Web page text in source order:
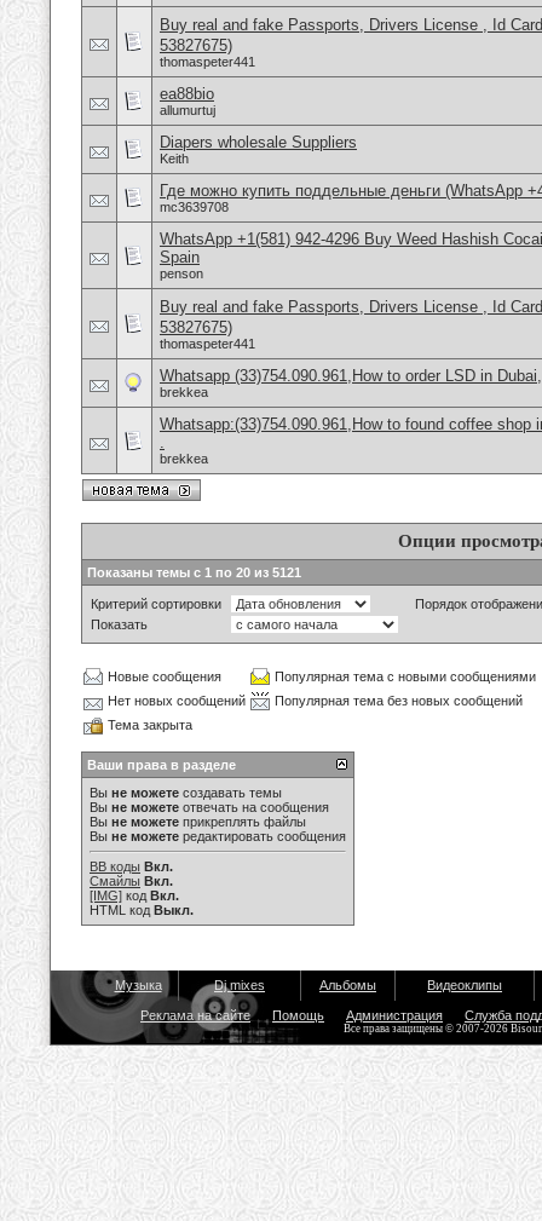
Buy real and fake Passports, Drivers License , Id
53827675)
thomaspeter441
ea88bio
allumurtuj
Diapers wholesale Suppliers
Keith
Где можно купить поддельные деньги (WhatsApp
mc3639708
WhatsApp +1(581) 942-4296 Buy Weed Hashish
Spain
penson
Buy real and fake Passports, Drivers License , Id
53827675)
thomaspeter441
Whatsapp (33)754.090.961,How to order LSD in
brekkea
Whatsapp:(33)754.090.961,How to found coffee shop
.
brekkea
Опции
Показаны темы с 1 по 20 из 5121
Критерий сортировки
Порядок
Показать
Новые сообщения
Популярная тема с новыми сообщениями
Нет новых сообщений
Популярная тема без новых сообщений
Тема закрыта
Ваши права в разделе
Вы не можете создавать темы
Вы не можете отвечать на сообщения
Вы не можете прикреплять файлы
Вы не можете редактировать сообщения
BB коды Вкл.
Смайлы Вкл.
[IMG] код Вкл.
HTML код Выкл.
Музыка Dj mixes Альбомы Видеоклипы
Реклама на сайте Помощь Администрация Служба
Все права защищены © 2007-2026